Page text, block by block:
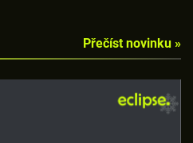
Přečíst novinku »